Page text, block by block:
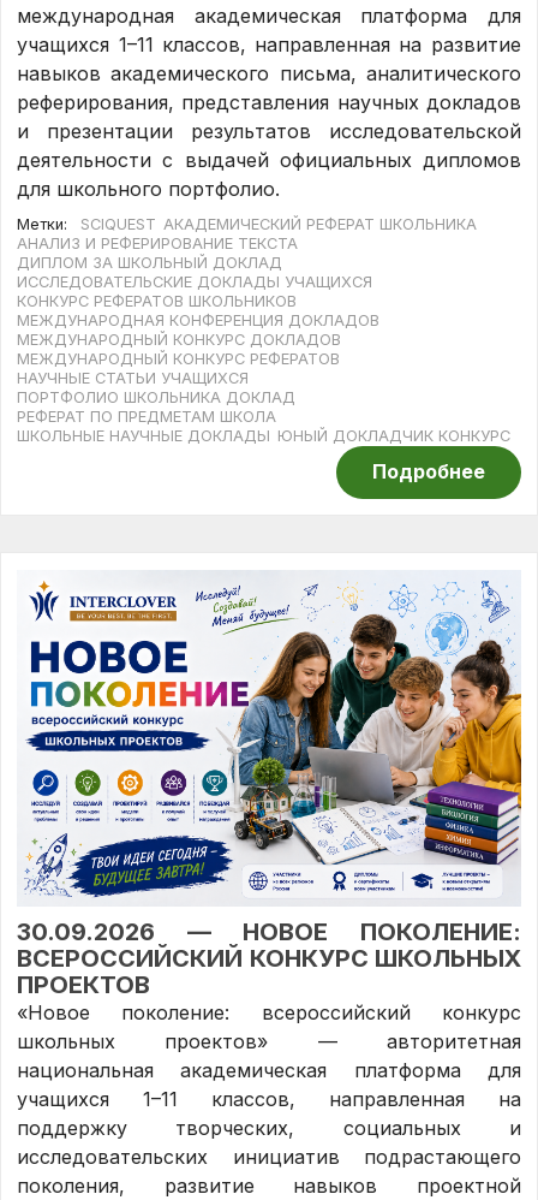
международная академическая платформа для
учащихся 1–11 классов, направленная на развитие
навыков академического письма, аналитического
реферирования, представления научных докладов
и презентации результатов исследовательской
деятельности с выдачей официальных дипломов
для школьного портфолио.
Метки: SCIQUEST АКАДЕМИЧЕСКИЙ РЕФЕРАТ ШКОЛЬНИКА
АНАЛИЗ И РЕФЕРИРОВАНИЕ ТЕКСТА
ДИПЛОМ ЗА ШКОЛЬНЫЙ ДОКЛАД
ИССЛЕДОВАТЕЛЬСКИЕ ДОКЛАДЫ УЧАЩИХСЯ
КОНКУРС РЕФЕРАТОВ ШКОЛЬНИКОВ
МЕЖДУНАРОДНАЯ КОНФЕРЕНЦИЯ ДОКЛАДОВ
МЕЖДУНАРОДНЫЙ КОНКУРС ДОКЛАДОВ
МЕЖДУНАРОДНЫЙ КОНКУРС РЕФЕРАТОВ
НАУЧНЫЕ СТАТЬИ УЧАЩИХСЯ
ПОРТФОЛИО ШКОЛЬНИКА ДОКЛАД
РЕФЕРАТ ПО ПРЕДМЕТАМ ШКОЛА
ШКОЛЬНЫЕ НАУЧНЫЕ ДОКЛАДЫ ЮНЫЙ ДОКЛАДЧИК КОНКУРС
Подробнее
30.09.2026 — НОВОЕ ПОКОЛЕНИЕ:
ВСЕРОССИЙСКИЙ КОНКУРС ШКОЛЬНЫХ
ПРОЕКТОВ
«Новое поколение: всероссийский конкурс
школьных проектов» — авторитетная
национальная академическая платформа для
учащихся 1–11 классов, направленная на
поддержку творческих, социальных и
исследовательских инициатив подрастающего
поколения, развитие навыков проектной